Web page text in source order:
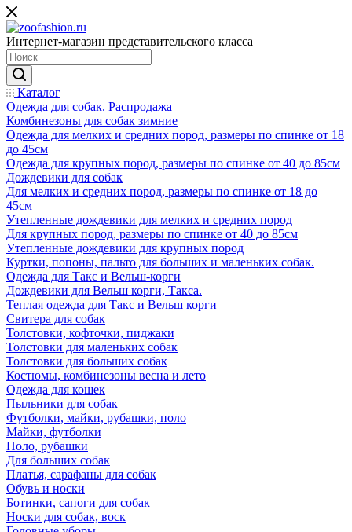
Интернет-магазин представительского класса
Каталог
Одежда для собак. Распродажа
Комбинезоны для собак зимние
Одежда для мелких и средних пород, размеры по спинке от 18
до 45см
Одежда для крупных пород, размеры по спинке от 40 до 85см
Дождевики для собак
Для мелких и средних пород, размеры по спинке от 18 до
45см
Утепленные дождевики для мелких и средних пород
Для крупных пород, размеры по спинке от 40 до 85см
Утепленные дождевики для крупных пород
Куртки, попоны, пальто для больших и маленьких собак.
Одежда для Такс и Вельш-корги
Дождевики для Вельш корги, Такса.
Теплая одежда для Такс и Вельш корги
Свитера для собак
Толстовки, кофточки, пиджаки
Толстовки для маленьких собак
Толстовки для больших собак
Костюмы, комбинезоны весна и лето
Одежда для кошек
Пыльники для собак
Футболки, майки, рубашки, поло
Майки, футболки
Поло, рубашки
Для больших собак
Платья, сарафаны для собак
Обувь и носки
Ботинки, сапоги для собак
Носки для собак, воск